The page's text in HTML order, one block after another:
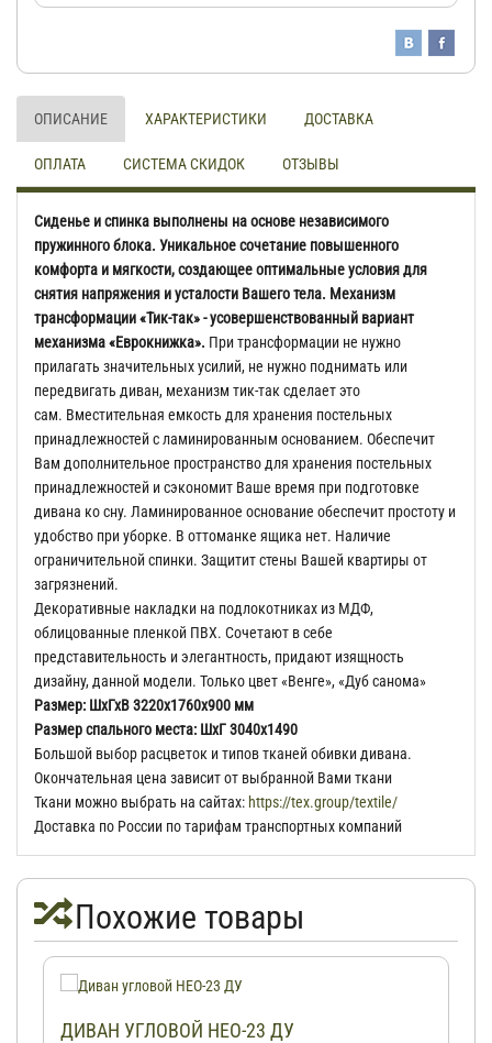
ОПИСАНИЕ ХАРАКТЕРИСТИКИ ДОСТАВКА
ОПЛАТА СИСТЕМА СКИДОК ОТЗЫВЫ
Сиденье и спинка выполнены на основе независимого
пружинного блока. Уникальное сочетание повышенного
комфорта и мягкости, создающее оптимальные условия для
снятия напряжения и усталости Вашего тела. Механизм
трансформации «Тик-так» - усовершенствованный вариант
механизма «Еврокнижка». При трансформации не нужно
прилагать значительных усилий, не нужно поднимать или
передвигать диван, механизм тик-так сделает это
сам. Вместительная емкость для хранения постельных
принадлежностей с ламинированным основанием. Обеспечит
Вам дополнительное пространство для хранения постельных
принадлежностей и сэкономит Ваше время при подготовке
дивана ко сну. Ламинированное основание обеспечит простоту и
удобство при уборке. В оттоманке ящика нет. Наличие
ограничительной спинки. Защитит стены Вашей квартиры от
загрязнений.
Декоративные накладки на подлокотниках из МДФ,
облицованные пленкой ПВХ. Сочетают в себе
представительность и элегантность, придают изящность
дизайну, данной модели. Только цвет «Венге», «Дуб санома»
Размер: ШхГхВ 3220х1760х900 мм
Размер спального места: ШхГ 3040х1490
Большой выбор расцветок и типов тканей обивки дивана.
Окончательная цена зависит от выбранной Вами ткани
Ткани можно выбрать на сайтах: https://tex.group/textile/
Доставка по России по тарифам транспортных компаний
Похожие товары
ДИВАН УГЛОВОЙ НЕО-23 ДУ